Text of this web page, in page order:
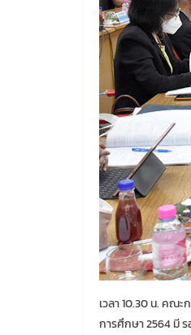
เวลา 10.30 น. คณ
การศึกษา 2564 มี